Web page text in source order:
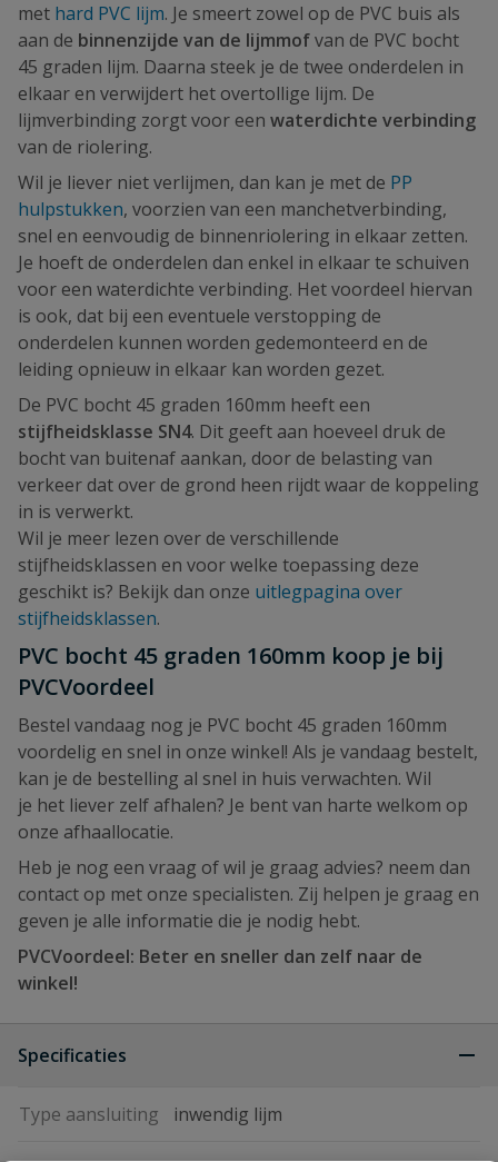
met hard PVC lijm. Je smeert zowel op de PVC buis als
aan de binnenzijde van de lijmmofvan de PVC bocht
45 graden lijm. Daarna steek je de twee onderdelen in
elkaar en verwijdert het overtollige lijm. De
lijmverbinding zorgt voor een waterdichte verbinding
van de riolering.
Wil je liever niet verlijmen, dan kan je met de PP
hulpstukken, voorzien van een manchetverbinding,
snel en eenvoudig de binnenriolering in elkaar zetten.
Je hoeft de onderdelen dan enkel in elkaar te schuiven
voor een waterdichte verbinding. Het voordeel hiervan
is ook, dat bij een eventuele verstopping de
onderdelen kunnen worden gedemonteerd en de
leiding opnieuw in elkaar kan worden gezet.
De PVC bocht 45 graden 160mm heeft een
stijfheidsklasse SN4. Dit geeft aan hoeveel druk de
bocht van buitenaf aankan, door de belasting van
verkeer dat over de grond heen rijdt waar de koppeling
in is verwerkt.
Wil je meer lezen over de verschillende
stijfheidsklassen en voor welke toepassing deze
geschikt is? Bekijk dan onze uitlegpagina over
stijfheidsklassen.
PVC bocht 45 graden 160mm koop je bij
PVCVoordeel
Bestel vandaag nog je PVC bocht 45 graden 160mm
voordelig en snel in onze winkel! Als je vandaag bestelt,
kan je de bestelling al snel in huis verwachten. Wil
je het liever zelf afhalen? Je bent van harte welkom op
onze afhaallocatie.
Heb je nog een vraag of wil je graag advies? neem dan
contact op met onze specialisten. Zij helpen je graag en
geven je alle informatie die je nodig hebt.
PVCVoordeel: Beter en sneller dan zelf naar de
winkel!
Specificaties
Type aansluiting inwendig lijm